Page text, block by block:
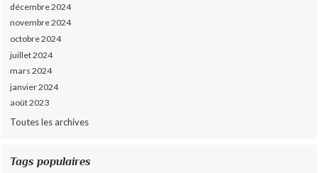
décembre 2024
novembre 2024
octobre 2024
juillet 2024
mars 2024
janvier 2024
août 2023
Toutes les archives
Tags populaires